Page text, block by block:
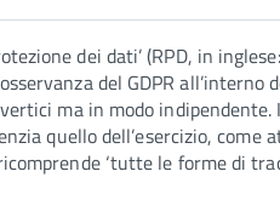
dei dati’ (RPD, in
del GDPR
ma in modo
quello dell’esercizio,
‘tutte le forme di